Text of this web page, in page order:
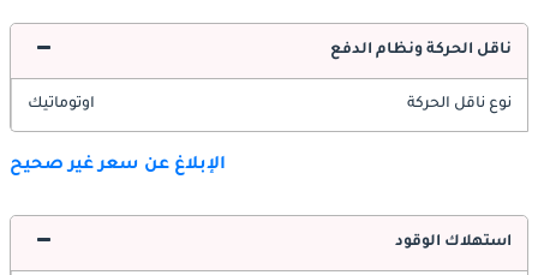
ناقل الحركة ونظام الدفع
نوع ناقل الحركة اوتوماتيك
الإبلاغ عن سعر غير صحيح
استهلاك الوقود